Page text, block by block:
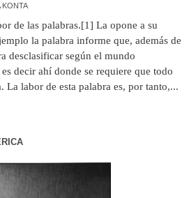
KONTA
de las palabras.[1] La opone a su
la palabra informe que, además de
desclasificar según el mundo
decir ahí donde se requiere que todo
La labor de esta palabra es, por tanto,...